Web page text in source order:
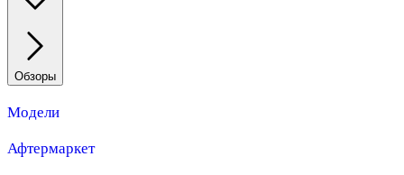
Обзоры
Модели
Афтермаркет